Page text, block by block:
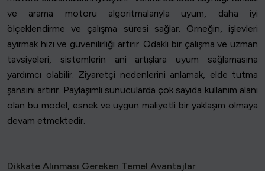
ve arama motoru algoritmalarıyla uyum, daha iyi
ölçeklendirme ve çalışma süresi sağlar. Örneğin, işlevleri
ayırmak hızı ve güvenilirliği artırır. Odaklı bir çalışma ve uzman
tavsiyeleri, sistemlerin ani artışlara uyum sağlamasına
yardımcı olabilir. Ziyaretçi nedenlerini anlamak, elde tutma
şansını artırır. Paylaşımlı sunucularda çok sayıda kullanım alanı
olan bu model, esnek ve uygun maliyetli bir yaklaşım olmaya
devam etmektedir.
Dikkate Alınması Gereken Temel Avantajlar